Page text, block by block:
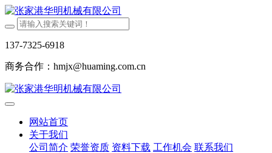
137-7325-6918
商务合作：hmjx@huaming.com.cn
网站首页
关于我们
公司简介 荣誉资质 资料下载 工作机会 联系我们